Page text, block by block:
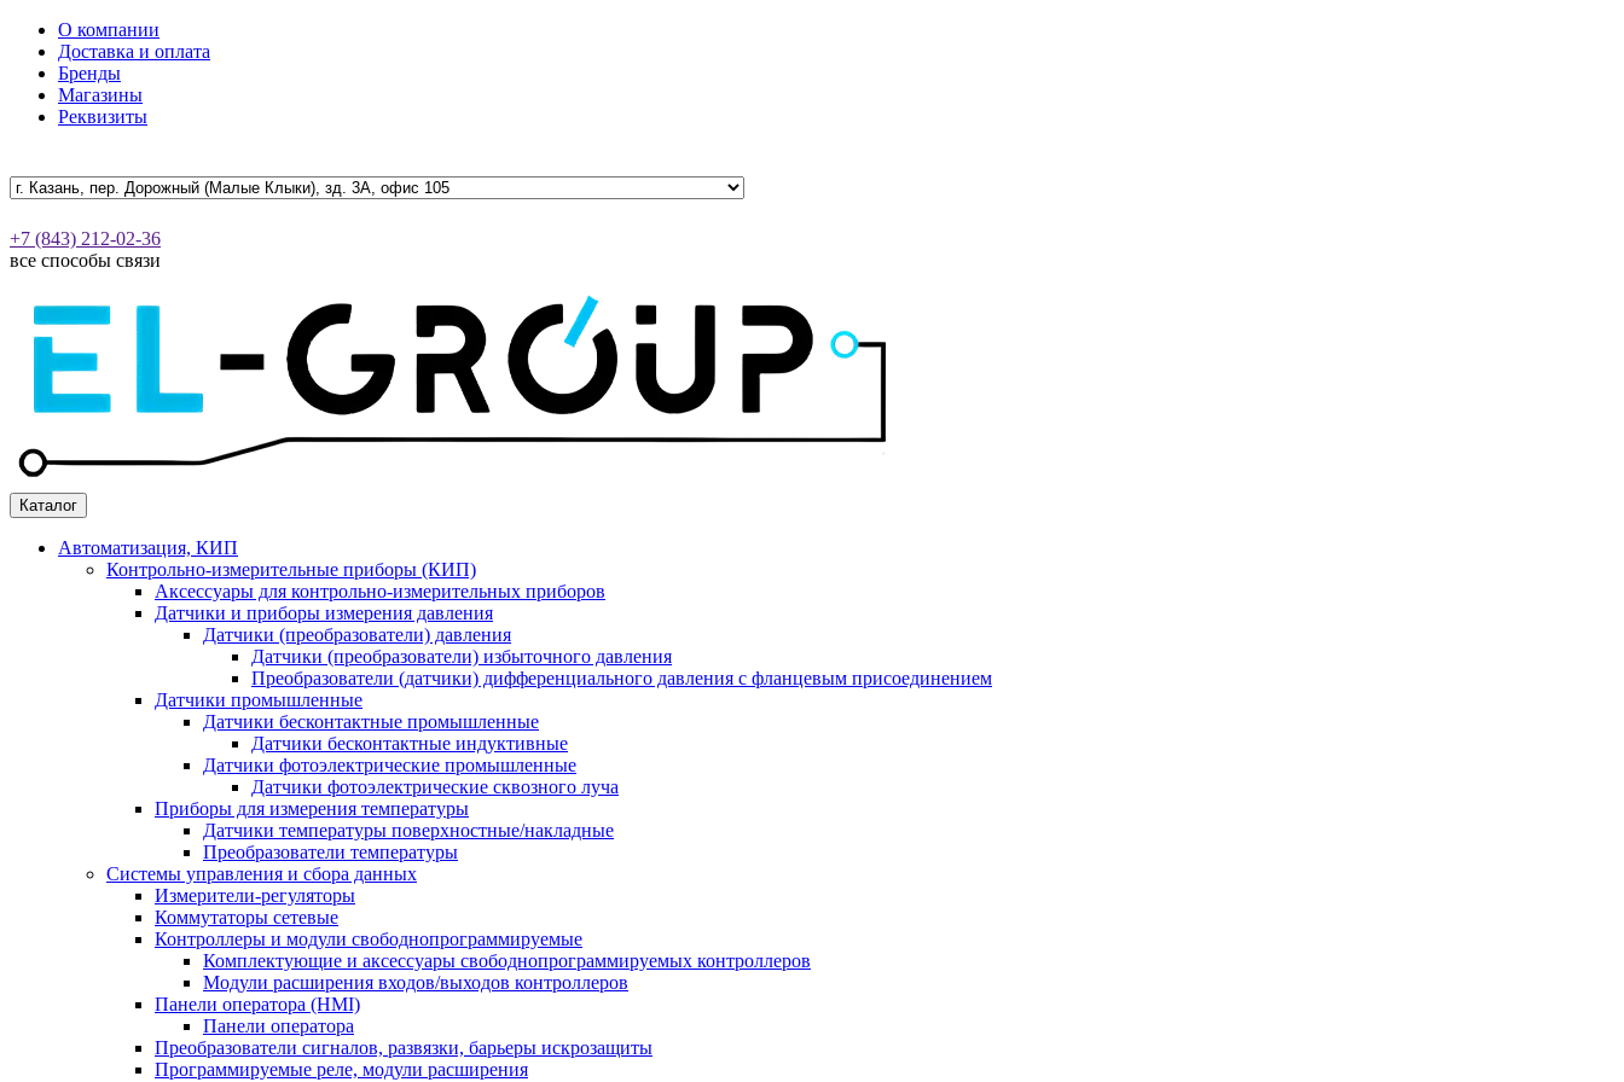
О компании
Доставка и оплата
Бренды
Магазины
Реквизиты
+7 (843) 212-02-36
все способы связи
Каталог
Автоматизация, КИП
Контрольно-измерительные приборы (КИП)
Аксессуары для контрольно-измерительных приборов
Датчики и приборы измерения давления
Датчики (преобразователи) давления
Датчики (преобразователи) избыточного давления
Преобразователи (датчики) дифференциального давления с фланцевым присоединением
Датчики промышленные
Датчики бесконтактные промышленные
Датчики бесконтактные индуктивные
Датчики фотоэлектрические промышленные
Датчики фотоэлектрические сквозного луча
Приборы для измерения температуры
Датчики температуры поверхностные/накладные
Преобразователи температуры
Системы управления и сбора данных
Измерители-регуляторы
Коммутаторы сетевые
Контроллеры и модули свободнопрограммируемые
Комплектующие и аксессуары свободнопрограммируемых контроллеров
Модули расширения входов/выходов контроллеров
Панели оператора (HMI)
Панели оператора
Преобразователи сигналов, развязки, барьеры искрозащиты
Программируемые реле, модули расширения